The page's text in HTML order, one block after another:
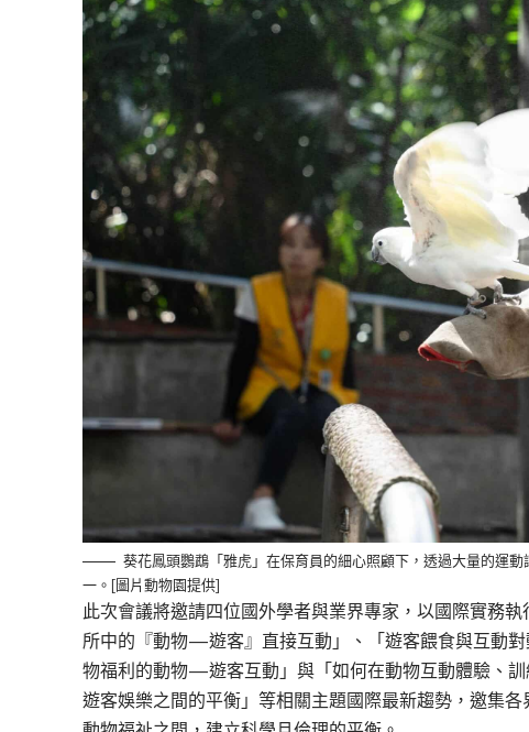
葵花鳳頭鸚鵡「雅虎」在保育員的細心照顧下，透過大量的運
一。[圖片動物園提供]
此次會議將邀請四位國外學者與業界專家，以國際實務
所中的『動物—遊客』直接互動」、「遊客餵食與互動
物福利的動物—遊客互動」與「如何在動物互動體驗、
遊客娛樂之間的平衡」等相關主題國際最新趨勢，邀集